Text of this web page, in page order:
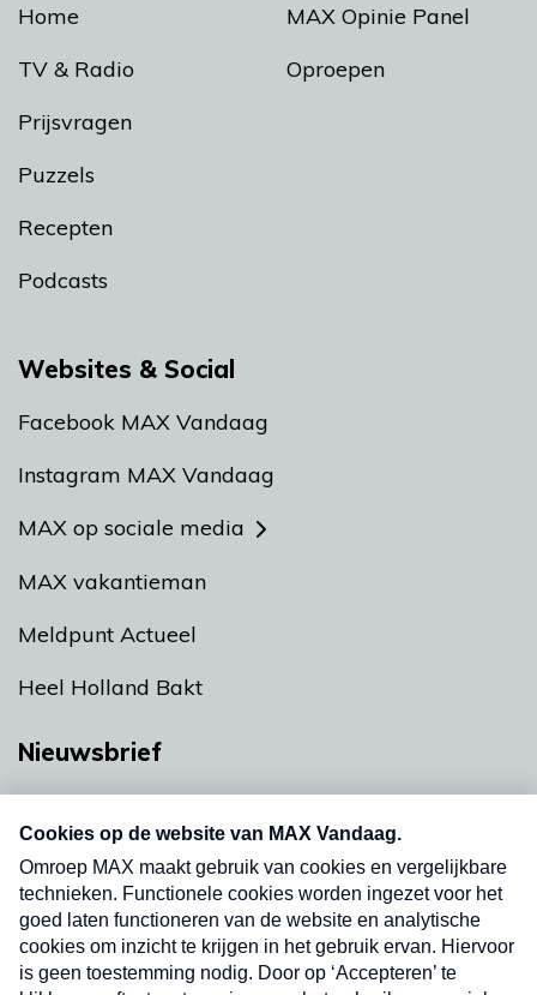
Home
TV & Radio
Prijsvragen
Puzzels
Recepten
Podcasts
MAX Opinie Panel
Oproepen
Websites & Social
Facebook MAX Vandaag
Instagram MAX Vandaag
MAX op sociale media
MAX vakantieman
Meldpunt Actueel
Heel Holland Bakt
Nieuwsbrief
nieuwsbrief. Elke vrijdag- en dinsdagochtend in
uw mailbox.
Verzend